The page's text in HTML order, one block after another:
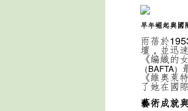
早年崛起與國
雨蓓於
壇，並迅
《編織的
（BAFTA）
《維奧萊
了她在國
藝術成就